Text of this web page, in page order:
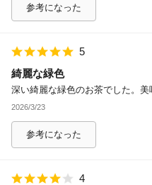
参考になった
5
綺麗な緑色
深い綺麗な緑色のお茶でした。美
2026/3/23
参考になった
4